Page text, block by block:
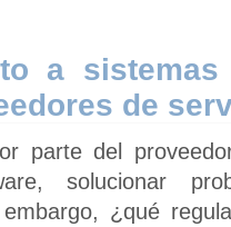
a
de
parte del
solucionar
¿qué